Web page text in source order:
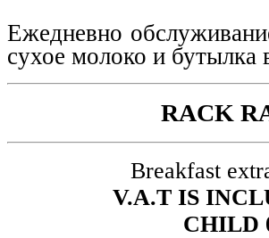
Ежедневно
сухое молоко и бутылка
RACK
Breakfast
V.A.T IS
CHILD